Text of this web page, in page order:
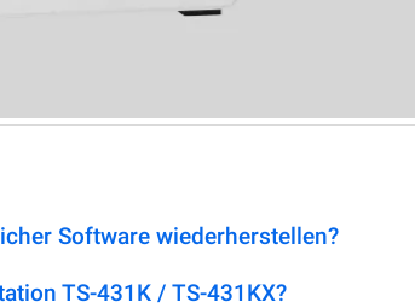
Software wiederherstellen?
TS-431K / TS-431KX?